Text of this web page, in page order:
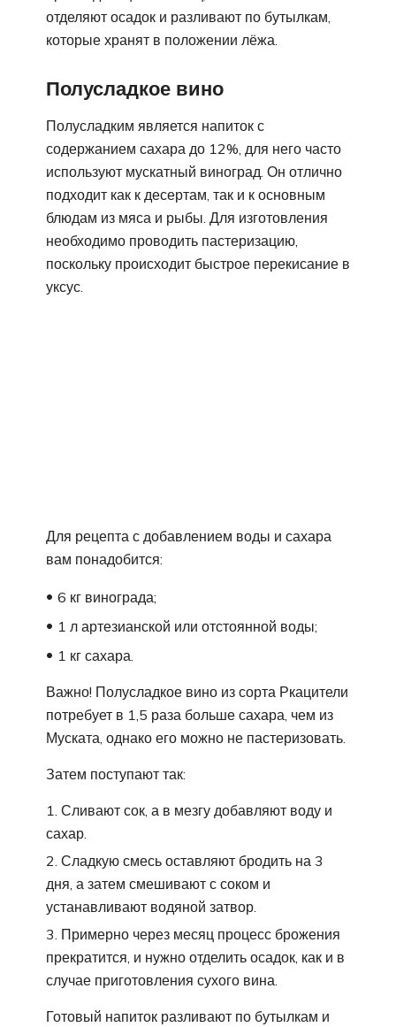
отделяют осадок и разливают по бутылкам,
которые хранят в положении лёжа.
Полусладкое вино
Полусладким является напиток с
содержанием сахара до 12%, для него часто
используют мускатный виноград. Он отлично
подходит как к десертам, так и к основным
блюдам из мяса и рыбы. Для изготовления
необходимо проводить пастеризацию,
поскольку происходит быстрое перекисание в
уксус.
Для рецепта с добавлением воды и сахара
вам понадобится:
6 кг винограда;
1 л артезианской или отстоянной воды;
1 кг сахара.
Важно! Полусладкое вино из сорта Ркацители
потребует в 1,5 раза больше сахара, чем из
Муската, однако его можно не пастеризовать.
Затем поступают так:
Сливают сок, а в мезгу добавляют воду и
сахар.
Сладкую смесь оставляют бродить на 3
дня, а затем смешивают с соком и
устанавливают водяной затвор.
Примерно через месяц процесс брожения
прекратится, и нужно отделить осадок, как и в
случае приготовления сухого вина.
Готовый напиток разливают по бутылкам и